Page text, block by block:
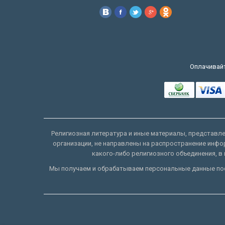
Религиозная литература и иные материалы,
организации, не направлены на распространение
какого-либо религиозного объединения,
Мы получаем и обрабатываем персональные данные